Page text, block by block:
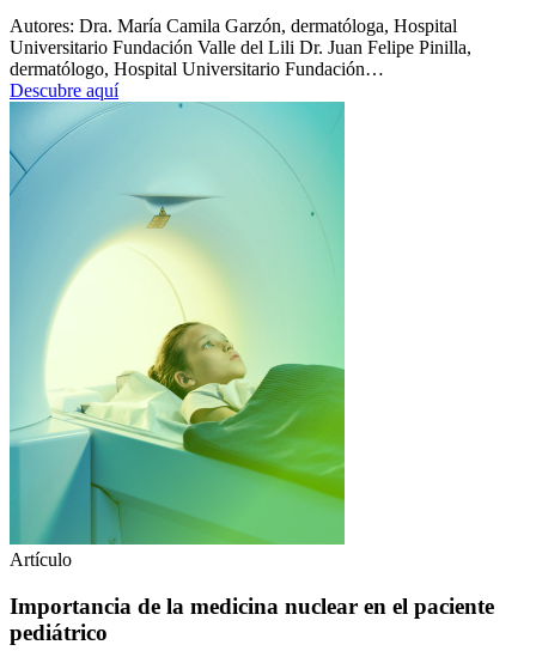
Autores: Dra. María Camila Garzón, dermatóloga, Hospital
Universitario Fundación Valle del Lili Dr. Juan Felipe Pinilla,
dermatólogo, Hospital Universitario Fundación…
Descubre aquí
Artículo
Importancia de la medicina nuclear en el paciente
pediátrico